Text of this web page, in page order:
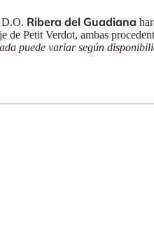
D.O. Ribera del Guadiana
de Petit Verdot, ambas
puede variar según